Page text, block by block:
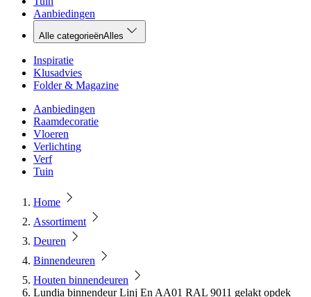
Aanbiedingen
Alle categorieënAlles
Inspiratie
Klusadvies
Folder & Magazine
Aanbiedingen
Raamdecoratie
Vloeren
Verlichting
Verf
Tuin
Home
Assortiment
Deuren
Binnendeuren
Houten binnendeuren
Lundia binnendeur Linj En AA01 RAL 9011 gelakt opdek